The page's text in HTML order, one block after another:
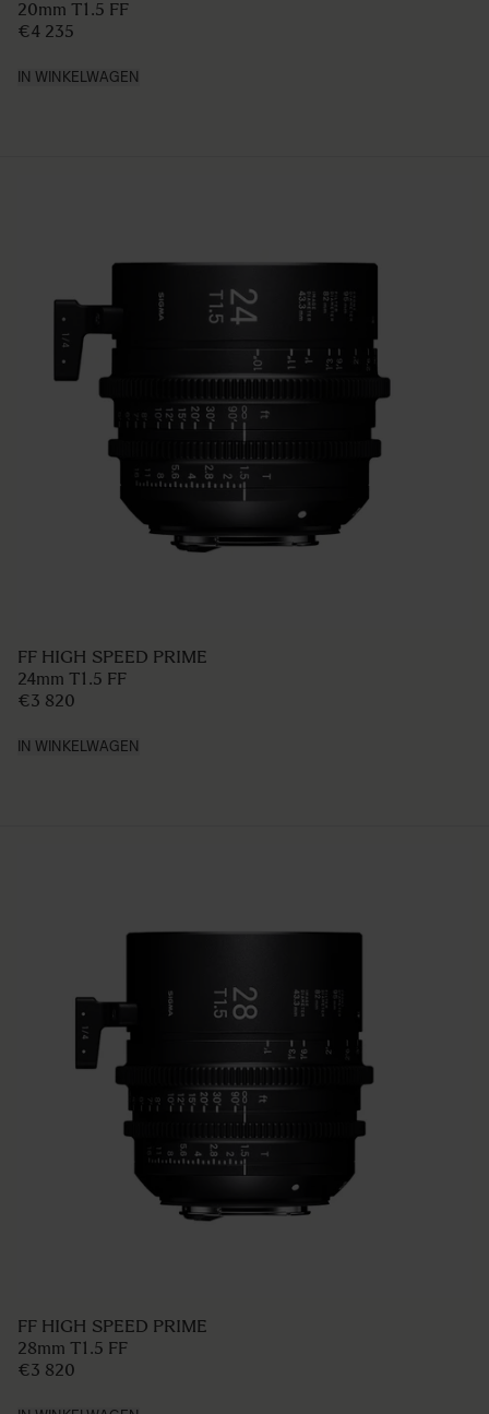
20mm T1.5 FF
€4 235
IN WINKELWAGEN
FF HIGH SPEED PRIME
24mm T1.5 FF
€3 820
IN WINKELWAGEN
FF HIGH SPEED PRIME
28mm T1.5 FF
€3 820